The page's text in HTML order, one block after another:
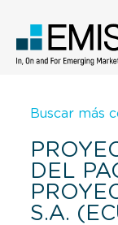
Buscar más
DEL
S.A.